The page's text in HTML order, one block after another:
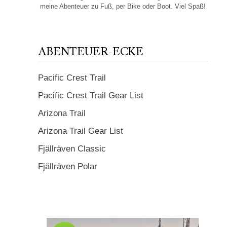
meine Abenteuer zu Fuß, per Bike oder Boot. Viel Spaß!
ABENTEUER-ECKE
Pacific Crest Trail
Pacific Crest Trail Gear List
Arizona Trail
Arizona Trail Gear List
Fjällräven Classic
Fjällräven Polar